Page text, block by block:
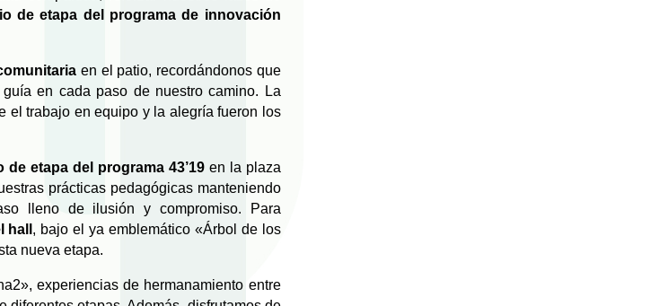
de etapa del programa de innovación
en el patio, recordándonos que
en cada paso de nuestro camino. La
el trabajo en equipo y la alegría fueron los
etapa del programa 43’19en la plaza
prácticas pedagógicas manteniendo
lleno de ilusión y compromiso. Para
, bajo el ya emblemático «Árbol de los
nueva etapa.
experiencias de hermanamiento entre